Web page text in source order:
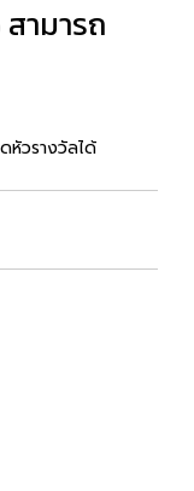
ามารถ
หัวรางวัลได้